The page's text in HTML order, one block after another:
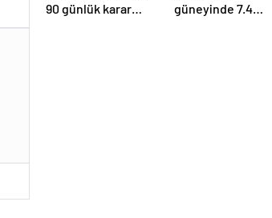
90 günlük karar
güneyinde 7.4